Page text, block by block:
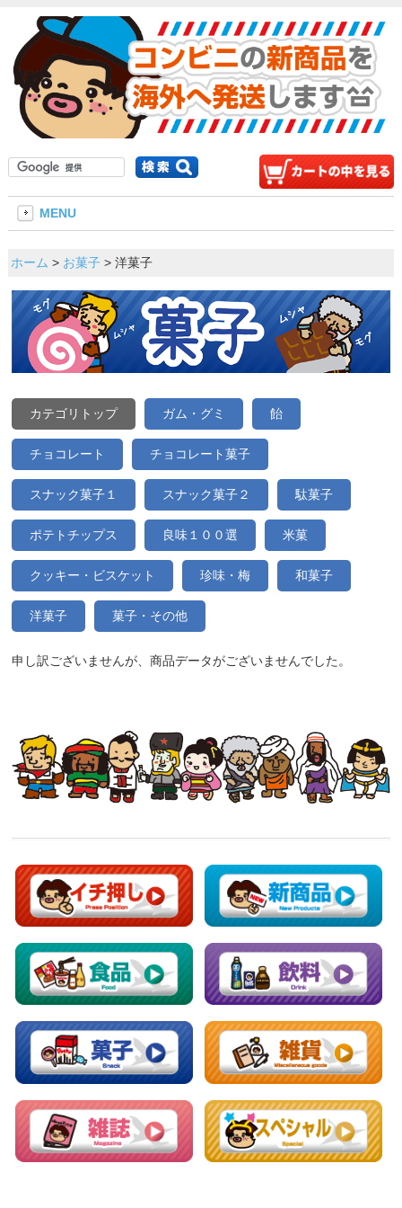
MENU
ホーム > お菓子> 洋菓子
カテゴリトップ ガム・グミ 飴
チョコレート チョコレート菓子
スナック菓子１ スナック菓子２ 駄菓子
ポテトチップス 良味１００選 米菓
クッキー・ビスケット 珍味・梅 和菓子
洋菓子 菓子・その他
申し訳ございませんが、商品データがございませんでした。